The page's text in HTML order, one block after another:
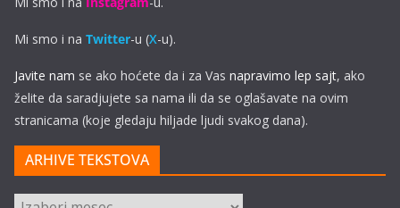
Mi smo i na Twitter-u (X-u).
Javite nam se ako hoćete da i za Vas napravimo lep sajt, ako
želite da saradjujete sa nama ili da se oglašavate na ovim
stranicama (koje gledaju hiljade ljudi svakog dana).
ARHIVE TEKSTOVA
ARHIVE